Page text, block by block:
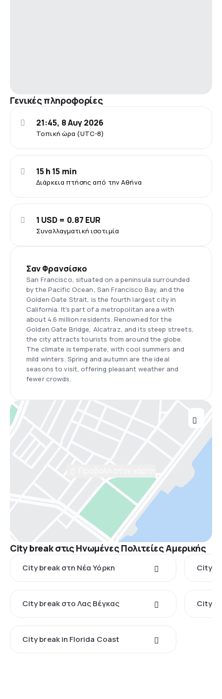
Γενικές πληροφορίες
Τοπική ώρα (UTC-8)
21:45, 8 Αυγ 2026
Διάρκεια πτήσης από την Αθήνα
15 h 15 min
Συναλλαγματική ισοτιμία
1 USD = 0.87 EUR
Σαν Φρανσίσκο
San Francisco, situated on a peninsula surrounded
by the Pacific Ocean, San Francisco Bay, and the
Golden Gate Strait, is the fourth largest city in
California. It's part of a metropolitan area with
about 4.6 million residents. Renowned for the
Golden Gate Bridge, Alcatraz, and its steep streets,
the city attracts tourists from around the globe.
The climate is temperate, with cool summers and
mild winters. Spring and autumn are the ideal
seasons to visit, offering pleasant weather and
fewer crowds.
City break στις Ηνωμένες Πολιτείες Αμερικής
City break στη Νέα Υόρκη City
City break στο Λας Βέγκας City
City break in Florida Coast